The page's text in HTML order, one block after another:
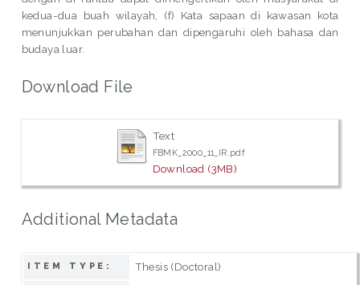
kedua-dua buah wilayah, (f) Kata sapaan di kawasan kota
menunjukkan perubahan dan dipengaruhi oleh bahasa dan
budaya luar.
Download File
Text
FBMK_2000_11_IR.pdf
Download (3MB)
Additional Metadata
ITEM TYPE: Thesis (Doctoral)